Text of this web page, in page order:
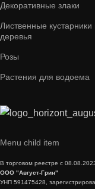
Декоративные злаки
Лиственные кустарники
деревья
Розы
Растения для водоема
Menu child item
В торговом реестре с
ООО "Август-Грин"
УНП 591475428,